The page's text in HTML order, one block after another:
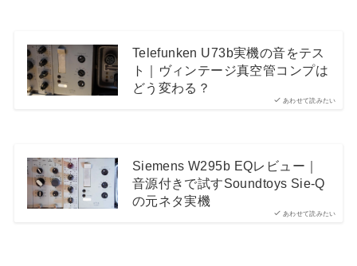
あわせて読みたい
Telefunken U73b実機の音をテス
ト｜ヴィンテージ真空管コンプは
どう変わる？
あわせて読みたい
Siemens W295b EQレビュー｜
音源付きで試すSoundtoys Sie-Q
の元ネタ実機